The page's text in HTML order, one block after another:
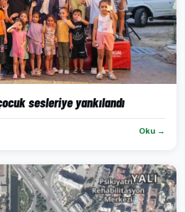
sesleriye yankılandı
Oku →